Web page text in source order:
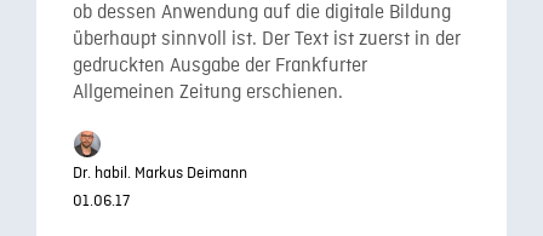
ob dessen Anwendung auf die digitale Bildung
überhaupt sinnvoll ist. Der Text ist zuerst in der
gedruckten Ausgabe der Frankfurter
Allgemeinen Zeitung erschienen.
Dr. habil. Markus Deimann
01.06.17